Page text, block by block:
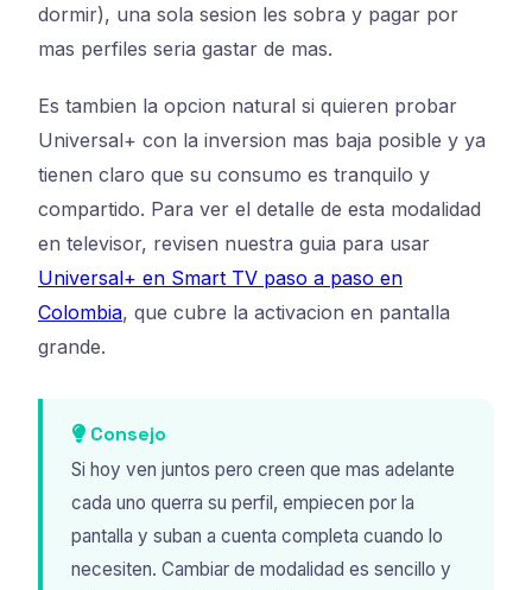
dormir), una sola sesion les sobra y pagar por
mas perfiles seria gastar de mas.
Es tambien la opcion natural si quieren probar
Universal+ con la inversion mas baja posible y ya
tienen claro que su consumo es tranquilo y
compartido. Para ver el detalle de esta modalidad
en televisor, revisen nuestra guia para usar
Universal+ en Smart TV paso a paso en
Colombia, que cubre la activacion en pantalla
grande.
Consejo
Si hoy ven juntos pero creen que mas adelante
cada uno querra su perfil, empiecen por la
pantalla y suban a cuenta completa cuando lo
necesiten. Cambiar de modalidad es sencillo y